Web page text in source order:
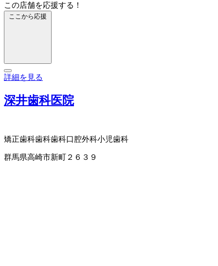
この店舗を応援する！
ここから応援
詳細を見る
深井歯科医院
矯正歯科歯科歯科口腔外科小児歯科
群馬県高崎市新町２６３９